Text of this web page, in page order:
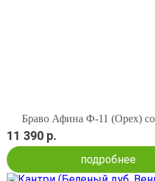
Браво Афина Ф-11 (Орех) со
11 390 р.
подробнее